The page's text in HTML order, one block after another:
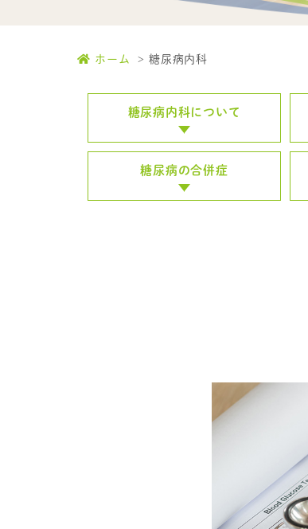
ホーム 糖尿病内科
糖尿病内科について
糖尿病の合併症